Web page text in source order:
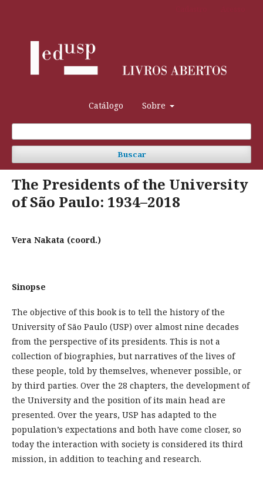
Catálogo Sobre
Buscar
The Presidents of the University
of São Paulo: 1934–2018
Vera Nakata (coord.)
Sinopse
The objective of this book is to tell the history of the
University of São Paulo (USP) over almost nine decades
from the perspective of its presidents. This is not a
collection of biographies, but narratives of the lives of
these people, told by themselves, whenever possible, or
by third parties. Over the 28 chapters, the development of
the University and the position of its main head are
presented. Over the years, USP has adapted to the
population’s expectations and both have come closer, so
today the interaction with society is considered its third
mission, in addition to teaching and research.